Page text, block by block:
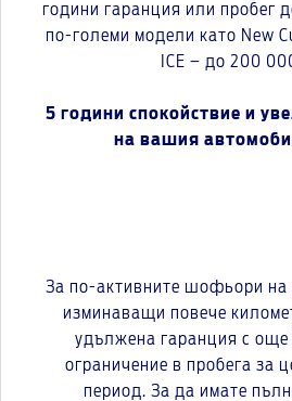
години гаранция или пробег
по-големи модели като New
ICE – до 200
5 години спокойствие и
на вашия
За по-активните шофьори на
изминаващи повече
удължена гаранция с още
ограничение в пробега за
период. За да имате